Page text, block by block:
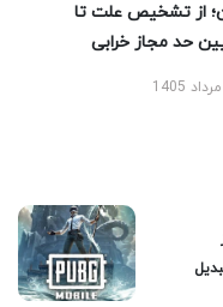
از تشخیص علت تا
حد مجاز خرابی